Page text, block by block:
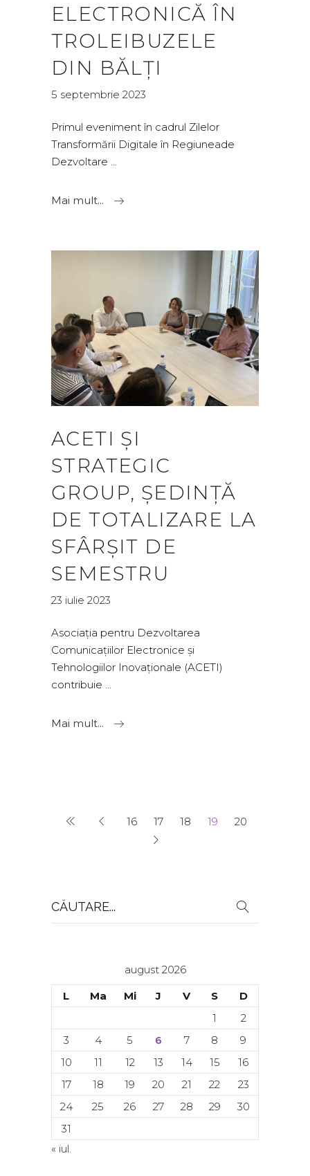
ELECTRONICĂ ÎN
TROLEIBUZELE
DIN BĂLȚI
5 septembrie 2023
Primul eveniment în cadrul Zilelor
Transformării Digitale în Regiuneade
Dezvoltare
Mai mult...
ACETI ȘI
STRATEGIC
GROUP, ȘEDINȚĂ
DE TOTALIZARE LA
SFÂRȘIT DE
SEMESTRU
23 iulie 2023
Asociația pentru Dezvoltarea
Comunicațiilor Electronice și
Tehnologiilor Inovaționale (ACETI)
contribuie
Mai mult...
16 17 18 19 20
Search
for:
august 2026
L
Ma Mi J V S
D
1
2
3
4 5 6 7 8
9
10
11 12 13 14 15
16
17
18 19 20 21 22
23
24
25 26 27 28 29
30
31
« iul.